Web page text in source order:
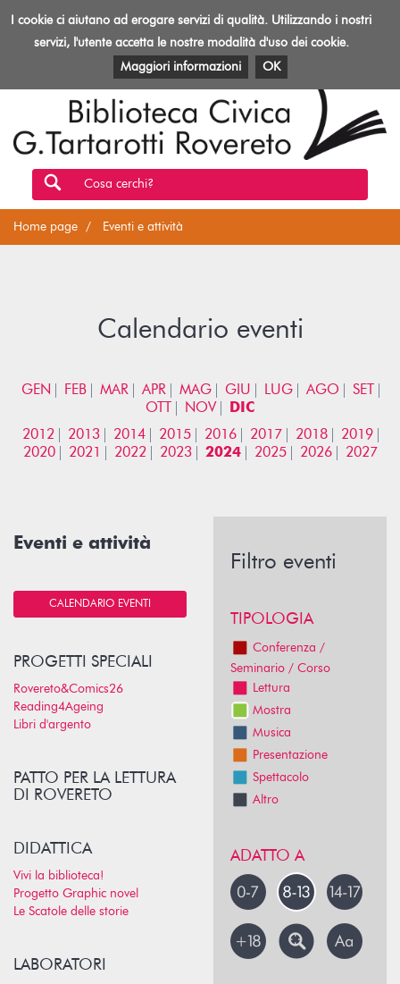
Toggle
Biblioteca
Rovereto
EVENTI E ATTIVITÀ PATRIMONIO E RISORSE
Cosa cerchi?
Home page Eventi e attività
Calendario eventi
GEN FEB MAR APR MAG GIU LUG AGO
SET
OTT
NOV
DIC
2012
2013 2014 2015 2016 2017 2018
2019
2020
2021 2022 2023 2024 2025 2026 2027
Eventi e attività
CALENDARIO EVENTI
PROGETTI SPECIALI
Rovereto&Comics26
Reading4Ageing
Libri d'argento
PATTO PER LA LETTURA
DI ROVERETO
DIDATTICA
Vivi la biblioteca!
Progetto Graphic novel
Le Scatole delle storie
LABORATORI
Filtro eventi
TIPOLOGIA
Conferenza /
Seminario / Corso
Lettura
Mostra
Musica
Presentazione
Spettacolo
Altro
ADATTO A
I cookie ci aiutano ad erogare servizi di qualità. Utilizzando i nostri
servizi, l'utente accetta le nostre modalità d'uso dei cookie.
Maggiori informazioni
OK